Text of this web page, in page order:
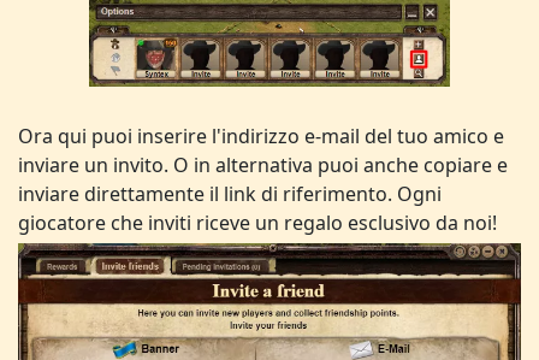
Ora qui puoi inserire l'indirizzo e-mail del tuo amico e
inviare un invito. O in alternativa puoi anche copiare e
inviare direttamente il link di riferimento. Ogni
giocatore che inviti riceve un regalo esclusivo da noi!